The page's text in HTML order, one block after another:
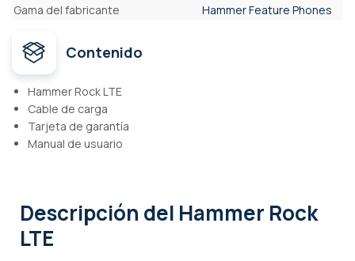
Gama del fabricante
Hammer Feature Phones
Contenido
Hammer Rock LTE
Cable de carga
Tarjeta de garantía
Manual de usuario
Descripción del Hammer Rock
LTE